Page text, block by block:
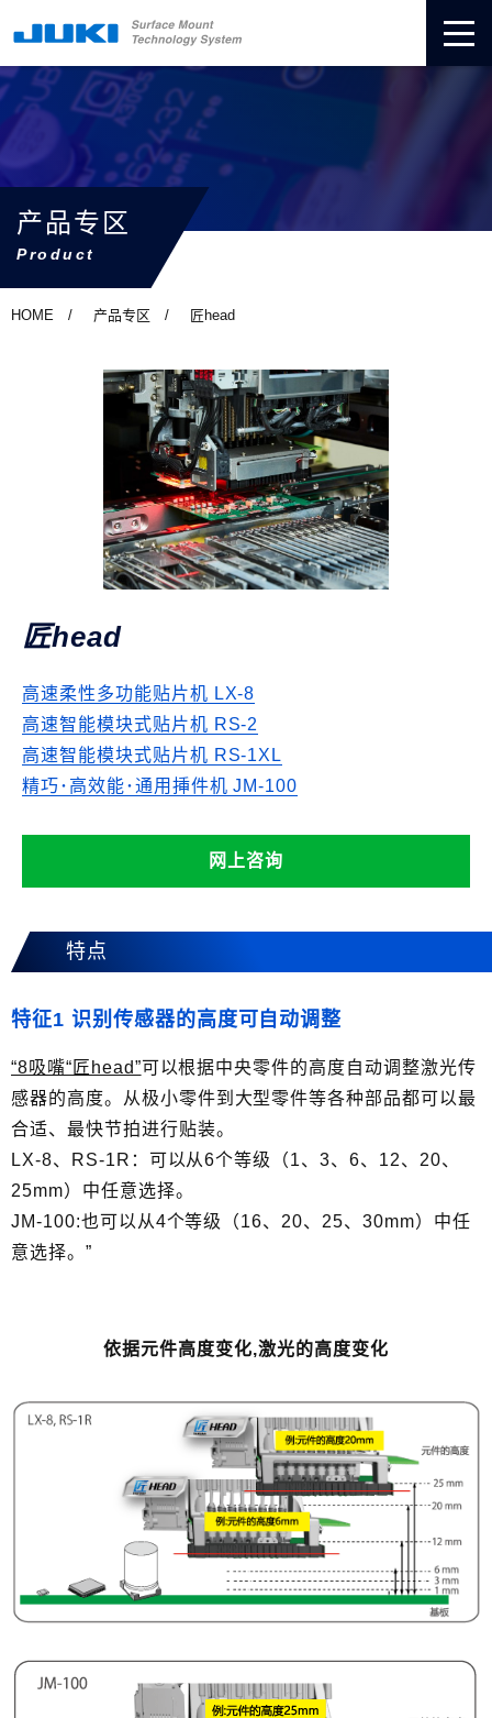
产品专区
Product
HOME 产品专区 匠head
匠head
高速柔性多功能贴片机 LX-8
高速智能模块式贴片机 RS-2
高速智能模块式贴片机 RS-1XL
精巧･高效能･通用挿件机 JM-100
网上咨询
特点
特征1 识别传感器的高度可自动调整
“8吸嘴“匠head”可以根据中央零件的高度自动调整激光传
感器的高度。从极小零件到大型零件等各种部品都可以最
合适、最快节拍进行贴装。
LX-8、RS-1R：可以从6个等级（1、3、6、12、20、
25mm）中任意选择。
JM-100:也可以从4个等级（16、20、25、30mm）中任
意选择。”
依据元件高度变化,激光的高度变化